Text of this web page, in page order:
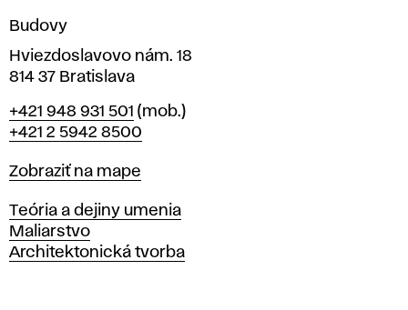
í
v
r
a
i
l
a
v
Budovy
Hviezdoslavovo nám. 18
814 37 Bratislava
Telefón
+421 948 931 501 (mob.)
+421 2 5942 8500
Mapa
Zobraziť na mape
Katedry
Teória a dejiny umenia
Maliarstvo
Architektonická tvorba